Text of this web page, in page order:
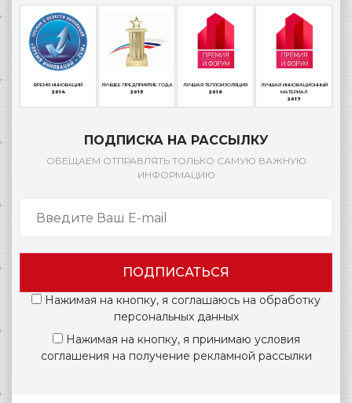
ВРЕМЯ ИННОВАЦИЙ
2014
ЛУЧШЕЕ ПРЕДПРИЯТИЕ ГОДА
2015
ЛУЧШАЯ ТЕПЛОИЗОЛЯЦИЯ
2016
ЛУЧШАЯ ИННОВАЦИОННЫЙ
МАТЕРИАЛ
2017
ПОДПИСКА НА РАССЫЛКУ
ОБЕЩАЕМ ОТПРАВЛЯТЬ ТОЛЬКО САМУЮ ВАЖНУЮ
ИНФОРМАЦИЮ
ПОДПИСАТЬСЯ
Нажимая на кнопку, я соглашаюсь на обработку
персональных данных
Нажимая на кнопку, я принимаю условия
соглашения на получение рекламной рассылки